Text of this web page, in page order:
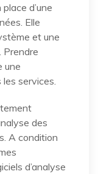
d’une
Elle
et une
. Prendre
une
services.
des
A condition
d’analyse